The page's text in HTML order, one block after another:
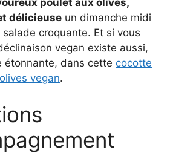
poulet aux olives,
délicieuse un dimanche midi
croquante. Et si vous
vegan existe aussi,
étonnante, dans cette cocotte
vegan.